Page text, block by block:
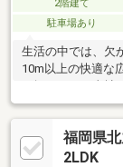
2階建て
駐車場あり
生活の中では、欠
10m以上の快適な
を取り扱っており
い。
福岡県
2LDK